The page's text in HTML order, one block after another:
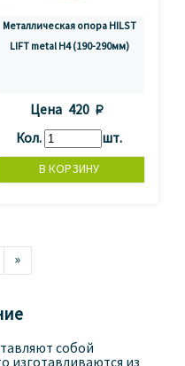
Металлическая опора HILST
LIFT metal H4 (190-290мм)
Цена 420 
Кол.
шт.
»
собой